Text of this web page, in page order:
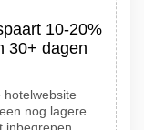
10-20%
30+ dagen
hotelwebsite
nog lagere